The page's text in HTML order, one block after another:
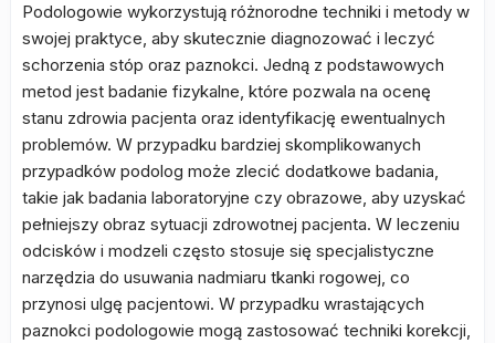
Podologowie wykorzystują różnorodne techniki i metody w
swojej praktyce, aby skutecznie diagnozować i leczyć
schorzenia stóp oraz paznokci. Jedną z podstawowych
metod jest badanie fizykalne, które pozwala na ocenę
stanu zdrowia pacjenta oraz identyfikację ewentualnych
problemów. W przypadku bardziej skomplikowanych
przypadków podolog może zlecić dodatkowe badania,
takie jak badania laboratoryjne czy obrazowe, aby uzyskać
pełniejszy obraz sytuacji zdrowotnej pacjenta. W leczeniu
odcisków i modzeli często stosuje się specjalistyczne
narzędzia do usuwania nadmiaru tkanki rogowej, co
przynosi ulgę pacjentowi. W przypadku wrastających
paznokci podologowie mogą zastosować techniki korekcji,